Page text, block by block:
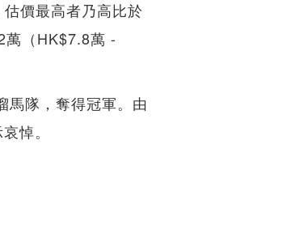
價最高者乃高比於
萬（HK$7.8萬 -
馬隊，奪得冠軍。由
悼。